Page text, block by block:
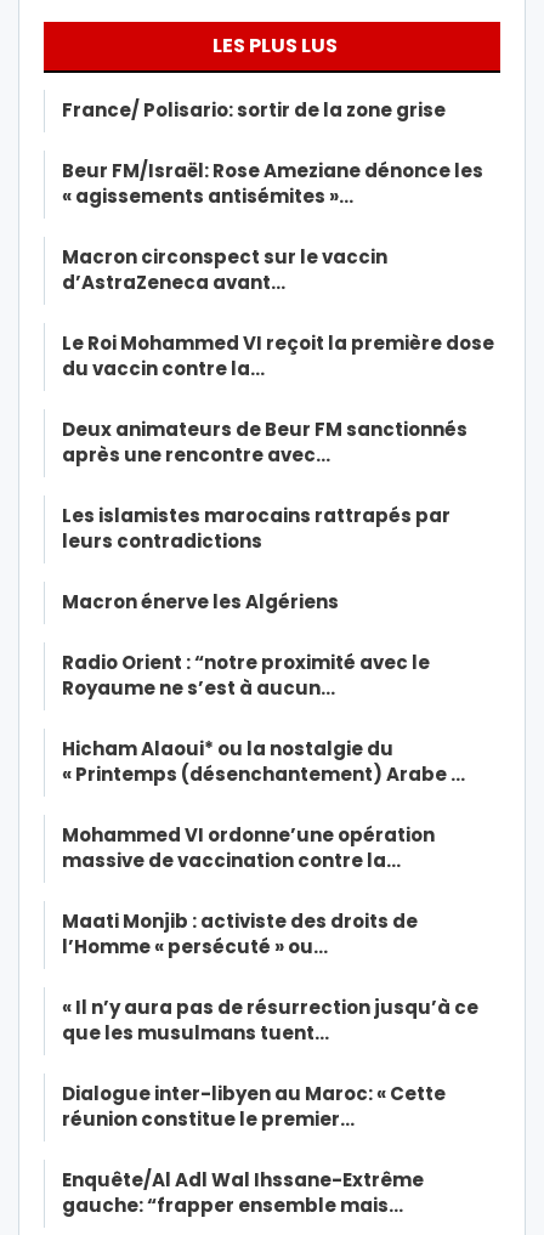
LES PLUS LUS
France/ Polisario: sortir de la zone grise
Beur FM/Israël: Rose Ameziane dénonce les
« agissements antisémites »…
Macron circonspect sur le vaccin
d’AstraZeneca avant…
Le Roi Mohammed VI reçoit la première dose
du vaccin contre la…
Deux animateurs de Beur FM sanctionnés
après une rencontre avec…
Les islamistes marocains rattrapés par
leurs contradictions
Macron énerve les Algériens
Radio Orient : “notre proximité avec le
Royaume ne s’est à aucun…
Hicham Alaoui* ou la nostalgie du
« Printemps (désenchantement) Arabe …
Mohammed VI ordonne’une opération
massive de vaccination contre la…
Maati Monjib : activiste des droits de
l’Homme « persécuté » ou…
« Il n’y aura pas de résurrection jusqu’à ce
que les musulmans tuent…
Dialogue inter-libyen au Maroc: « Cette
réunion constitue le premier…
Enquête/Al Adl Wal Ihssane-Extrême
gauche: “frapper ensemble mais…